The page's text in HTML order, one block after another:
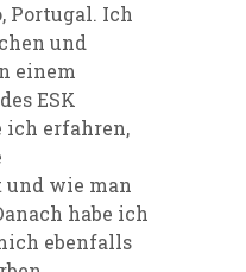
Portugal. Ich
und
einem
ESK
ich erfahren,
wie man
habe ich
ebenfalls